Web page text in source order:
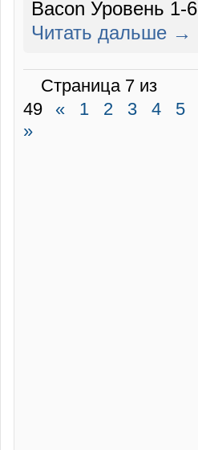
Bacon Уровень 1-6
Читать дальше →
Страница 7 из
49
« 1 2 3 4 5
»